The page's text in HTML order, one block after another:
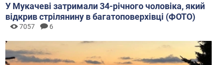
У Мукачеві затримали 34-річного чоловіка, який
відкрив стрілянину в багатоповерхівці (ФОТО)
7057 6